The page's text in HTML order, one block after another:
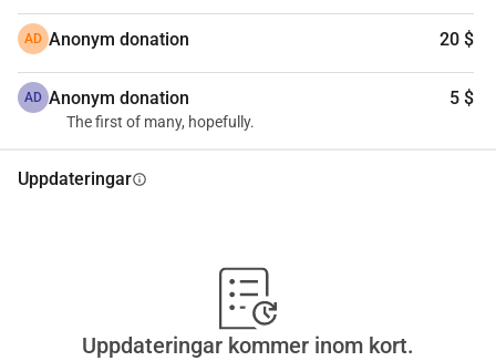
AD Anonym donation 20 $
AD Anonym donation 5 $
The first of many, hopefully.
Uppdateringarinfo
Uppdateringar kommer inom kort.